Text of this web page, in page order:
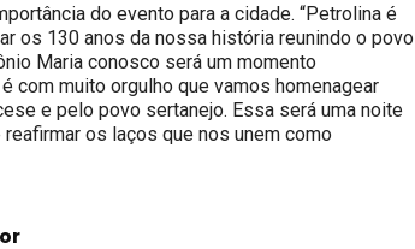
do evento para a cidade. “Petrolina é
os 130 anos da nossa história reunindo o povo
Maria conosco será um momento
com muito orgulho que vamos homenagear
e pelo povo sertanejo. Essa será uma noite
os laços que nos unem como